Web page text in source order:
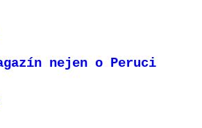
nejen o Peruci